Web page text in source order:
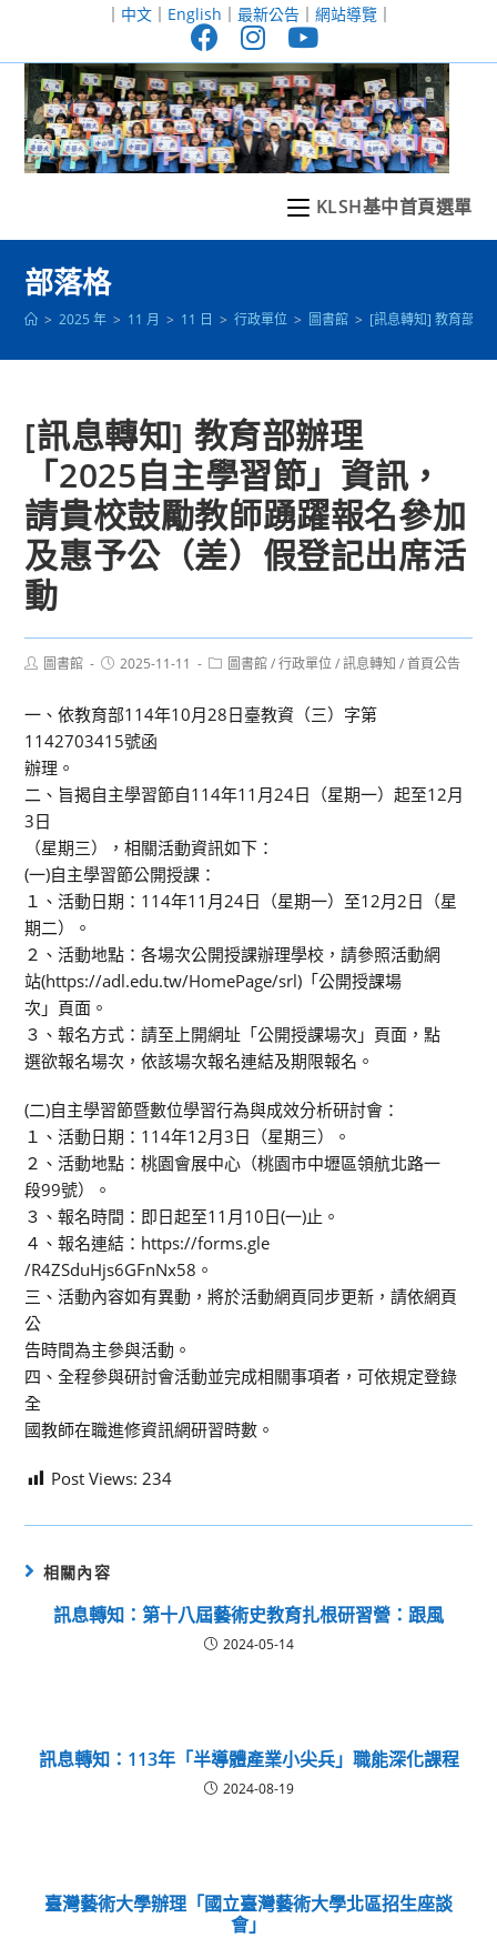
至
｜ 中文｜ English ｜ 最新公告｜ 網站導覽｜
KLSH基中首頁選單
部落格
> 2025 年 > 11 月 > 11 日 > 行政單位 > 圖書館 > [訊息轉知] 教育部辦
[訊息轉知] 教育部辦理
「2025自主學習節」資訊，
請貴校鼓勵教師踴躍報名參加
及惠予公（差）假登記出席活
動
Post圖書館
Post2025-11-11
Post圖書館 / 行政單位 / 訊息轉知 / 首頁公告
一、依教育部114年10月28日臺教資（三）字第
1142703415號函
辦理。
二、旨揭自主學習節自114年11月24日（星期一）起至12月
3日
（星期三），相關活動資訊如下：
(一)自主學習節公開授課：
１、活動日期：114年11月24日（星期一）至12月2日（星
期二）。
２、活動地點：各場次公開授課辦理學校，請參照活動網
站(https://adl.edu.tw/HomePage/srl)「公開授課場
次」頁面。
３、報名方式：請至上開網址「公開授課場次」頁面，點
選欲報名場次，依該場次報名連結及期限報名。
(二)自主學習節暨數位學習行為與成效分析研討會：
１、活動日期：114年12月3日（星期三）。
２、活動地點：桃園會展中心（桃園市中壢區領航北路一
段99號）。
３、報名時間：即日起至11月10日(一)止。
４、報名連結：https://forms.gle
/R4ZSduHjs6GFnNx58。
三、活動內容如有異動，將於活動網頁同步更新，請依網頁
公
告時間為主參與活動。
四、全程參與研討會活動並完成相關事項者，可依規定登錄
全
國教師在職進修資訊網研習時數。
Post Views: 234
相關內容
訊息轉知：第十八屆藝術史教育扎根研習營：跟風
2024-05-14
訊息轉知：113年「半導體產業小尖兵」職能深化課程
2024-08-19
臺灣藝術大學辦理「國立臺灣藝術大學北區招生座談
會」